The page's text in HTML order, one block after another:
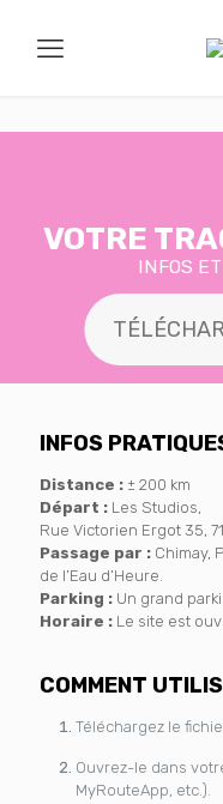
VOTRE
INFOS
INFOS
Distance : ± 200 km
Départ : Les Studios,
Rue Victorien Ergot 35,
Passage par : Chimay,
de l’Eau d’Heure.
Parking : Un grand
Horaire : Le site est
COMMENT
Téléchargez le
Ouvrez-le dans
MyRouteApp, etc.).